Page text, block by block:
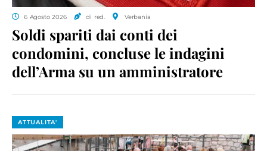
6 Agosto 2026 di red. Verbania
Soldi spariti dai conti dei
condomini, concluse le indagini
dell’Arma su un amministratore
ATTUALITA'